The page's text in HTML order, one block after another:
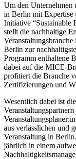
Um den Unternehmen
in Berlin mit Expertise
Initiative “Sustainable
stellt die nachhaltige
Berlin zur
Programm enthaltene
dabei auf die MICE-
profitiert die Branche
Zertifizierungen und
Wesentlich dabei ist
aus verlässlichen und
Veranstaltung in
jährlich in einem